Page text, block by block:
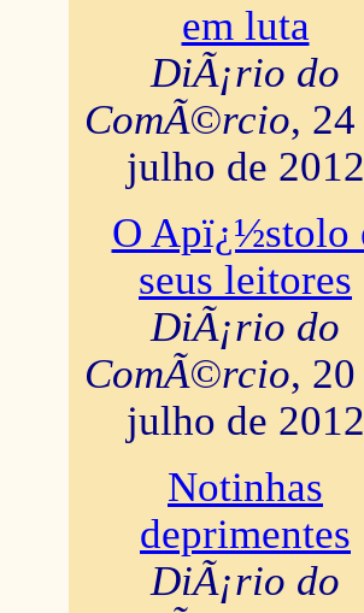
em luta
DiÃ¡rio do
ComÃ©rcio, 24
julho de 2012
O Apï¿½stolo
seus leitores
DiÃ¡rio do
ComÃ©rcio, 20
julho de 2012
Notinhas
deprimentes
DiÃ¡rio do